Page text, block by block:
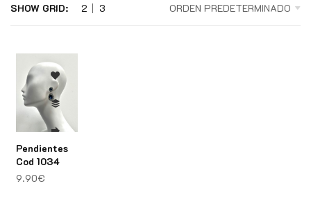
SHOW GRID: 2 3 ORDEN PREDETERMINADO
Pendientes
Cod 1034
9.90€